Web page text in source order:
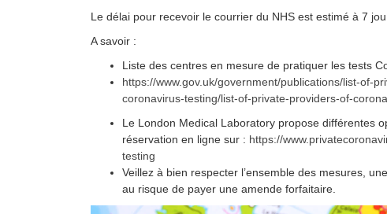
Le délai pour recevoir le courrier du NHS est estimé à 7
A savoir :
Liste des centres en mesure de pratiquer les tests
https://www.gov.uk/government/publications/list-of-
coronavirus-testing/list-of-private-providers-of-
Le London Medical Laboratory propose différentes
réservation en ligne sur : https://
testing
Veillez à bien respecter l’ensemble des mesures,
au risque de payer une amende forfaitaire.